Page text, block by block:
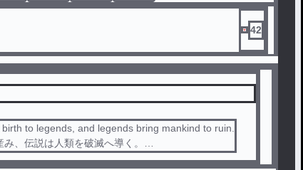
す
頂き、ご覧ください
42
to legends, and legends bring mankind to ruin.
み、伝説は人類を破滅へ導く。